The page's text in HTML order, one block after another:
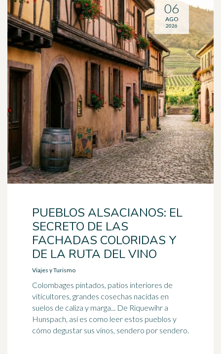
PUEBLOS ALSACIANOS: EL
SECRETO DE LAS
FACHADAS COLORIDAS Y
DE LA RUTA DEL VINO
Viajes y Turismo
Colombages pintados, patios interiores de
viticultores, grandes cosechas nacidas en
suelos de caliza y marga... De Riquewihr a
Hunspach, así es como leer estos pueblos y
cómo degustar sus vinos, sendero por sendero.
06
AGO
2026